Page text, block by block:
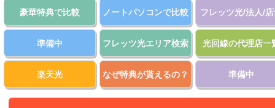
豪華特典で比較 ノートパソコンで比較 フレッツ光/法人/
準備中 フレッツ光エリア検索 光回線の代理店一
楽天光 なぜ特典が貰えるの？ 準備中